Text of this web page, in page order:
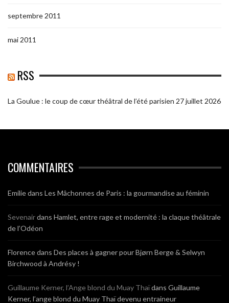
septembre 2011
mai 2011
RSS
La Goulue : le coup de cœur théâtral de l’été parisien 27 juillet 2026
COMMENTAIRES
Emiliedans Les Mâchonnes de Paris : la gourmandise au féminin
Sevenairdans Hamlet, entre rage et modernité : la claque théâtrale
de l’Odéon
Florencedans Des places à gagner pour Bjørn Berge & Selwyn
Birchwood à Andrésy !
Guillaume Kerner, l’Ange blond du Muay Thaïdans Guillaume
Kerner, l’ange blond du Muay Thaï devenu entraineur